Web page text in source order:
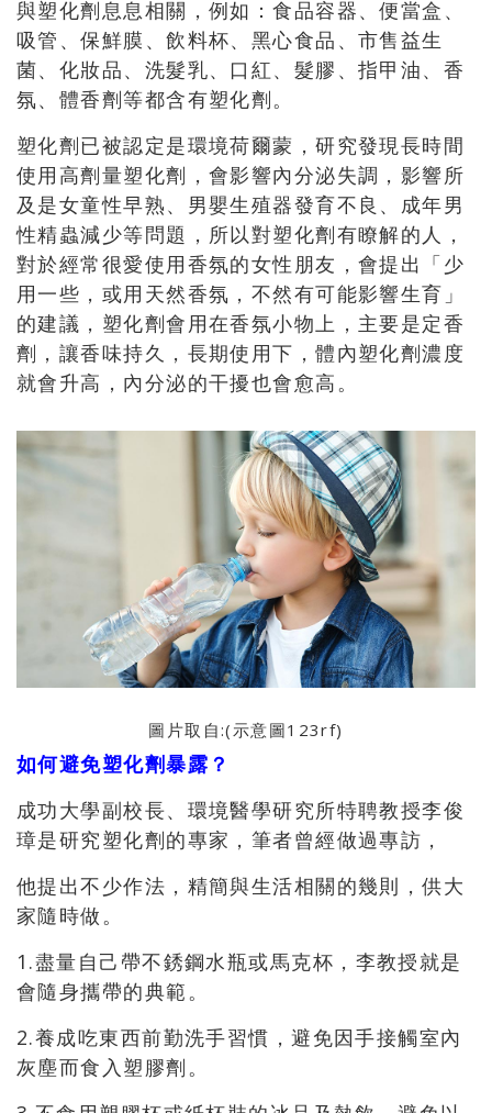
與塑化劑息息相關，例如：食品容器、便當盒、
吸管、保鮮膜、飲料杯、黑心食品、市售益生
菌、化妝品、洗髮乳、口紅、髮膠、指甲油、香
氛、體香劑等都含有塑化劑。
塑化劑已被認定是環境荷爾蒙 ，研究發現長時間
使用高劑量塑化劑，會影響內分泌失調，影響所
及是女童性早熟、男嬰生殖器發育不良、成年男
性精蟲減少等問題，所以對塑化劑有瞭解的人，
對於經常很愛使用香氛的女性朋友，會提出「少
用一些，或用天然香氛，不然有可能影響生育」
的建議，塑化劑會用在香氛小物上，主要是定香
劑，讓香味持久，長期使用下，體內塑化劑濃度
就會升高，內分泌的干擾也會愈高。
圖片取自:(示意圖123rf)
如何避免塑化劑暴露 ？
成功大學副校長、環境醫學研究所特聘教授李俊
璋是研究塑化劑的專家 ，筆者曾經做過專訪，
他提出不少作法 ，精簡與生活相關的幾則，供大
家隨時做 。
1.盡量自己帶不銹鋼水瓶或馬克杯 ， 李教授就是
會隨身攜帶的典範。
2.養成吃東西前勤洗手習慣，避免因手接觸室內
灰塵而食入塑膠劑。